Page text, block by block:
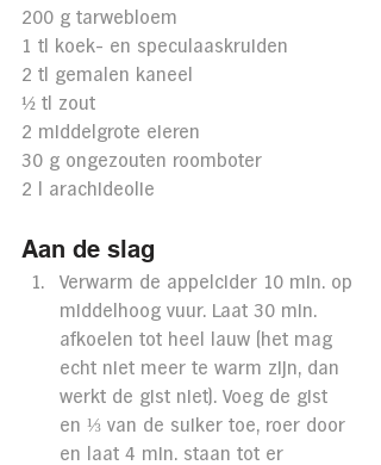
200 g tarwebloem
1 tl koek- en speculaaskruiden
2 tl gemalen kaneel
½ tl zout
2 middelgrote eieren
30 g ongezouten roomboter
2 l arachideolie
Aan de slag
Verwarm de appelcider 10 min. op
middelhoog vuur. Laat 30 min.
afkoelen tot heel lauw (het mag
echt niet meer te warm zijn, dan
werkt de gist niet). Voeg de gist
en ⅓ van de suiker toe, roer door
en laat 4 min. staan tot er